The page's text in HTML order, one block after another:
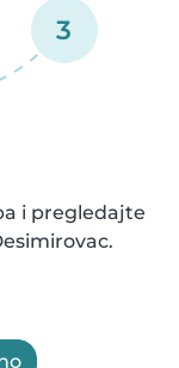
3
i pregledajte